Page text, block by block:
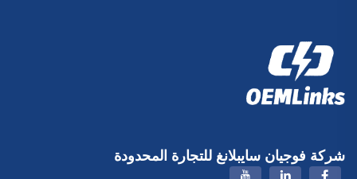
شركة فوجيان سايبلانغ للتجارة المحدودة